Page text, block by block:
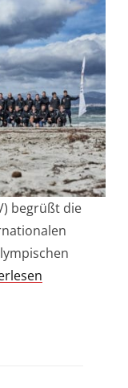
begrüßt die